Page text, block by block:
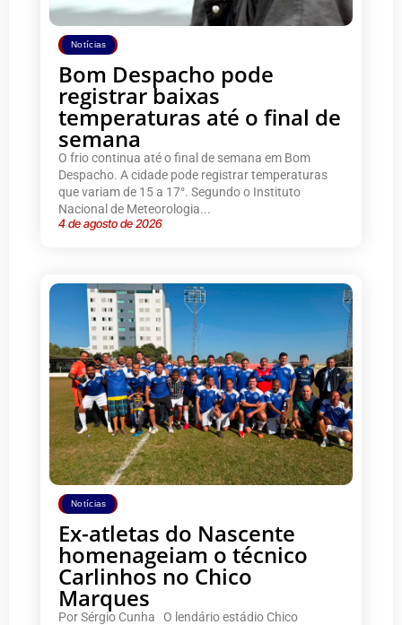
Notícias
Bom Despacho pode
registrar baixas
temperaturas até o final de
semana
O frio continua até o final de semana em Bom
Despacho. A cidade pode registrar temperaturas
que variam de 15 a 17°. Segundo o Instituto
Nacional de Meteorologia...
4 de agosto de 2026
Notícias
Ex-atletas do Nascente
homenageiam o técnico
Carlinhos no Chico
Marques
Por Sérgio Cunha O lendário estádio Chico